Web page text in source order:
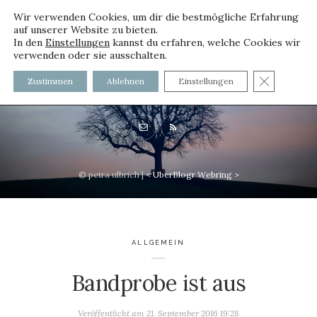
voller worte - mit und ohne
Innenfutter
© petra ulbrich |< UberBlogr Webring >
ALLGEMEIN
Bandprobe ist aus
Veröffentlicht am 21. September 2016 19:28
Wir verwenden Cookies, um dir die bestmögliche Erfahrung
auf unserer Website zu bieten.
In den Einstellungen kannst du erfahren, welche Cookies wir
verwenden oder sie ausschalten.
Zustimmen Ablehnen Einstellungen GDPR